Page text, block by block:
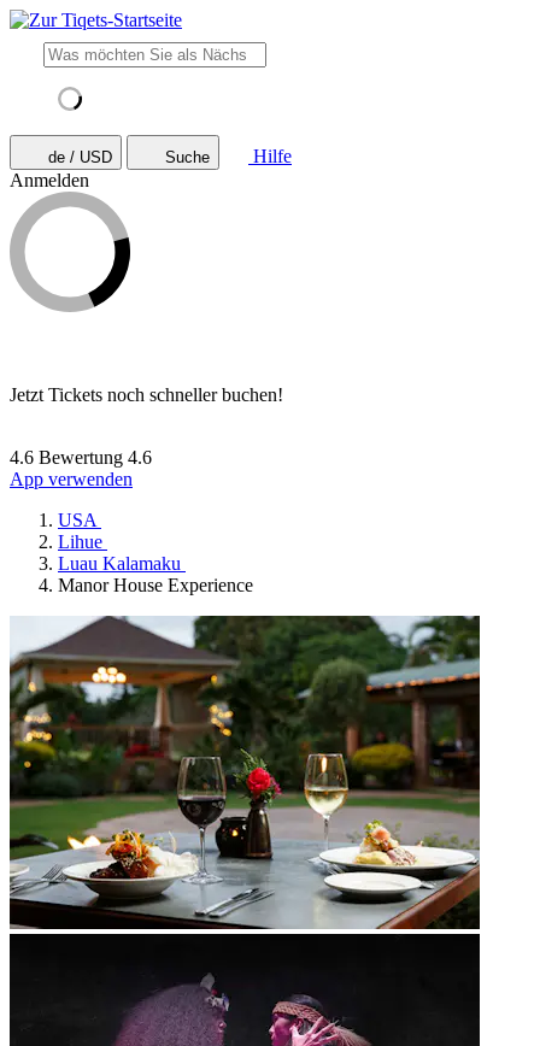
de / USD Suche
Hilfe
Anmelden
Jetzt Tickets noch schneller buchen!
4.6 Bewertung 4.6
App verwenden
USA
Lihue
Luau Kalamaku
Manor House Experience